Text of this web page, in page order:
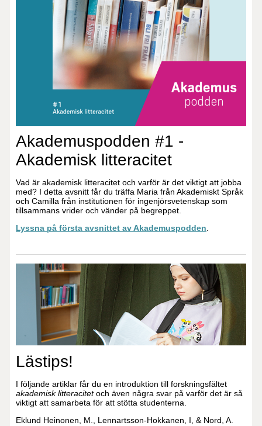
Akademuspodden #1 -
Akademisk litteracitet
Vad är akademisk litteracitet och varför är det viktigt att jobba
med? I detta avsnitt får du träffa Maria från Akademiskt Språk
och Camilla från institutionen för ingenjörsvetenskap som
tillsammans vrider och vänder på begreppet.
Lyssna på första avsnittet av Akademuspodden
Lästips!
I följande artiklar får du en introduktion till forskningsfältet
akademisk litteracitetoch även några svar på varför det är så
viktigt att samarbeta för att stötta studenterna.
Eklund Heinonen, M., Lennartsson-Hokkanen, I, & Nord, A.